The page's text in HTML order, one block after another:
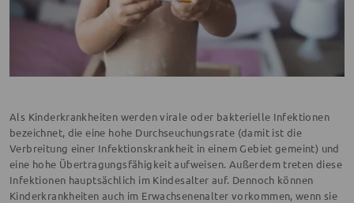
Als Kinderkrankheiten werden virale oder bakterielle Infektionen
bezeichnet, die eine hohe Durchseuchungsrate (damit ist die
Verbreitung einer Infektionskrankheit in einem Gebiet gemeint) und
eine hohe Übertragungsfähigkeit aufweisen. Außerdem treten diese
Infektionen hauptsächlich im Kindesalter auf. Dennoch können
Kinderkrankheiten auch im Erwachsenenalter vorkommen, wenn sie